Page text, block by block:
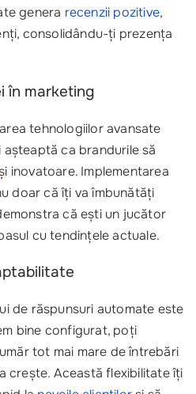
genera recenzii pozitive,
consolidându-ți prezența
în marketing
tehnologiilor avansate
ca brandurile să
inovatoare. Implementarea
doar că îți va îmbunătăți
că ești un jucător
cu tendințele actuale.
de răspunsuri automate este
bine configurat, poți
tot mai mare de întrebări
crește. Această flexibilitate îți